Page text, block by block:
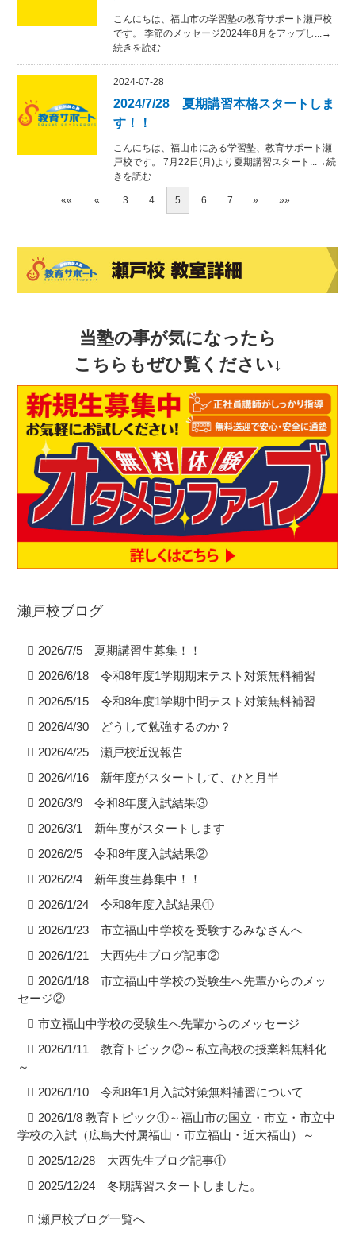
こんにちは、福山市の学習塾の教育サポート瀬戸校
です。 季節のメッセージ2024年8月をアップし...→
続きを読む
2024-07-28
2024/7/28 夏期講習本格スタートしま
す！！
こんにちは、福山市にある学習塾、教育サポート瀬
戸校です。 7月22日(月)より夏期講習スタート...→続
きを読む
«« « 3 4 5 6 7 » »»
当塾の事が気になったら
こちらもぜひ覧ください↓
瀬戸校ブログ
2026/7/5 夏期講習生募集！！
2026/6/18 令和8年度1学期期末テスト対策無料補習
2026/5/15 令和8年度1学期中間テスト対策無料補習
2026/4/30 どうして勉強するのか？
2026/4/25 瀬戸校近況報告
2026/4/16 新年度がスタートして、ひと月半
2026/3/9 令和8年度入試結果③
2026/3/1 新年度がスタートします
2026/2/5 令和8年度入試結果②
2026/2/4 新年度生募集中！！
2026/1/24 令和8年度入試結果①
2026/1/23 市立福山中学校を受験するみなさんへ
2026/1/21 大西先生ブログ記事②
2026/1/18 市立福山中学校の受験生へ先輩からのメッ
セージ②
市立福山中学校の受験生へ先輩からのメッセージ
2026/1/11 教育トピック②～私立高校の授業料無料化
～
2026/1/10 令和8年1月入試対策無料補習について
2026/1/8 教育トピック①～福山市の国立・市立・市立中
学校の入試（広島大付属福山・市立福山・近大福山）～
2025/12/28 大西先生ブログ記事①
2025/12/24 冬期講習スタートしました。
瀬戸校ブログ一覧へ